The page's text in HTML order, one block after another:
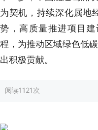
为契机，持续深化属地
势，高质量推进项目
程，为推动区域绿色低
出积极贡献。
阅读1121次